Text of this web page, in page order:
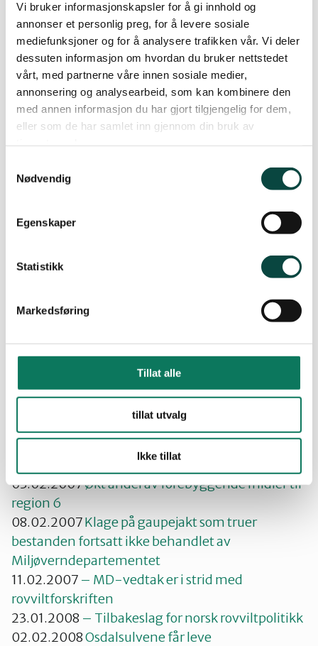
Vi bruker informasjonskapsler for å gi innhold og
annonser et personlig preg, for å levere sosiale
mediefunksjoner og for å analysere trafikken vår. Vi deler
dessuten informasjon om hvordan du bruker nettstedet
vårt, med partnerne våre innen sosiale medier,
annonsering og analysearbeid, som kan kombinere den
med annen informasjon du har gjort tilgjengelig for dem,
eller som de har samlet inn gjennom din bruk av
Nødvendig
Egenskaper
Statistikk
Markedsføring
Tillat alle
tillat utvalg
Ikke tillat
Det må være myndighetene ansvar å sikre at
tilsyn og vedtak følges opp på en tilfredsstillende
og sammenlignbar måte. – Dette arbeidet må
utføres av myndighetsorganer som har distanse
og habilitet i forhold til forhold til
næringsinteressene. Å sette private til å ha
Håpnes. – Norges Naturvernforbund går derfor
”private organer
– Vi legger vekt på at dyreeier skal ha rett til
kompensasjon dersom det ikke undergraver
daglige drift. Vi er også enig i at dyreeier skal ha
løsning er valgt, avslutter Håpnes.
Relaterte saker:
Uforsvarlig høy fellingskvote for
gaupe igjen
25.01.2007
03.02.2007Økt andel av forebyggende midler til
region 6
08.02.2007Klage på gaupejakt som truer
bestanden fortsatt ikke behandlet av
Miljøverndepartementet
11.02.2007 – MD-vedtak er i strid med
rovviltforskriften
23.01.2008 – Tilbakeslag for norsk rovviltpolitikk
02.02.2008Osdalsulvene får leve